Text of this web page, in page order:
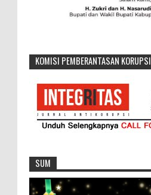
KOMISI PEMBERANTASAN KORUPSI
SUM